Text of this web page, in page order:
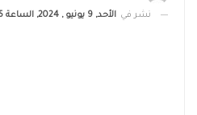
نشر في الأحد, 9 يونيو , 2024, الساعة 1:25 م